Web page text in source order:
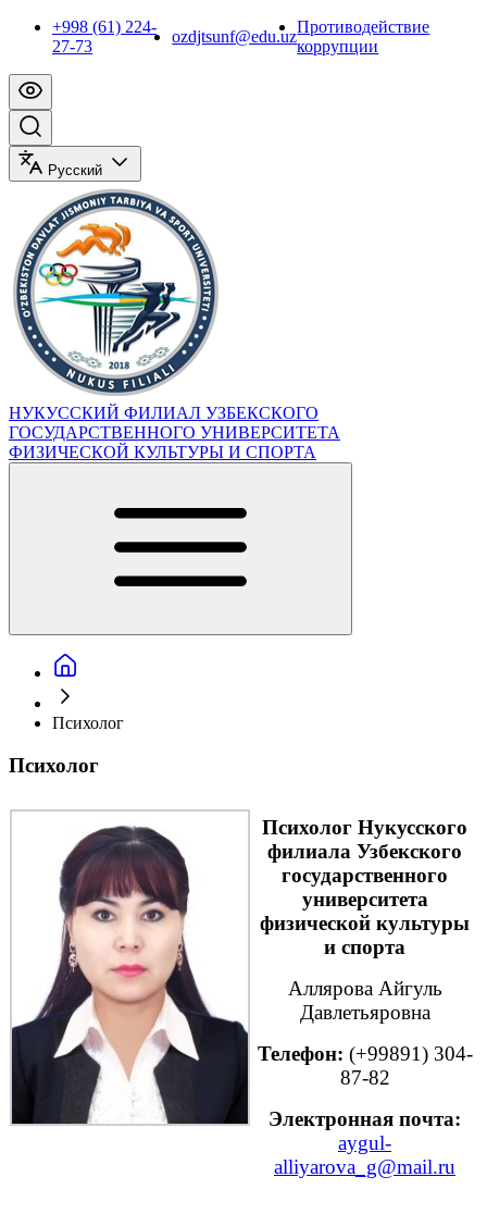
+998 (61) 224-
27-73
ozdjtsunf@edu.uz
Противодействие
коррупции
Русский
НУКУССКИЙ ФИЛИАЛ УЗБЕКСКОГО
ГОСУДАРСТВЕННОГО УНИВЕРСИТЕТА
ФИЗИЧЕСКОЙ КУЛЬТУРЫ И СПОРТА
Психолог
Психолог
Психолог Нукусского
филиала Узбекского
государственного
университета
физической культуры
и спорта
Аллярова Айгуль
Давлетьяровна
Телефон: (+99891) 304-
87-82
Электронная почта:
aygul-
alliyarova_g@mail.ru